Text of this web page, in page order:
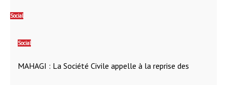
Social
Social
MAHAGI : La Société Civile appelle à la reprise des